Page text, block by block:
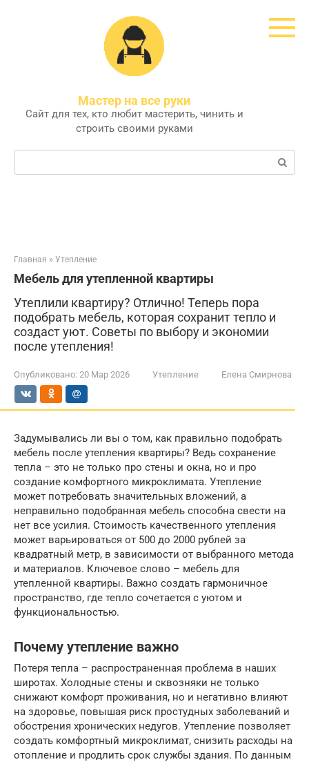
Мастер на все руки
Сайт для тех, кто любит мастерить, чинить и
строить своими руками
Поиск:
Главная » Утепление
Мебель для утепленной квартиры
Утеплили квартиру? Отлично! Теперь пора
подобрать мебель, которая сохранит тепло и
создаст уют. Советы по выбору и экономии
после утепления!
Опубликовано: 20 Мар 2026 Утепление Елена Смирнова
Задумывались ли вы о том, как правильно подобрать
мебель после утепления квартиры? Ведь сохранение
тепла – это не только про стены и окна, но и про
создание комфортного микроклимата. Утепление
может потребовать значительных вложений, а
неправильно подобранная мебель способна свести на
нет все усилия. Стоимость качественного утепления
может варьироваться от 500 до 2000 рублей за
квадратный метр, в зависимости от выбранного метода
и материалов. Ключевое слово – мебель для
утепленной квартиры. Важно создать гармоничное
пространство, где тепло сочетается с уютом и
функциональностью.
Почему утепление важно
Потеря тепла – распространенная проблема в наших
широтах. Холодные стены и сквозняки не только
снижают комфорт проживания, но и негативно влияют
на здоровье, повышая риск простудных заболеваний и
обострения хронических недугов. Утепление позволяет
создать комфортный микроклимат, снизить расходы на
отопление и продлить срок службы здания. По данным